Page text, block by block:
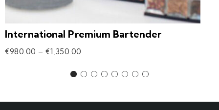
International Premium Bartender
€980.00 – €1,350.00